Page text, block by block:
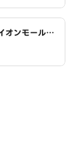
ンモール久